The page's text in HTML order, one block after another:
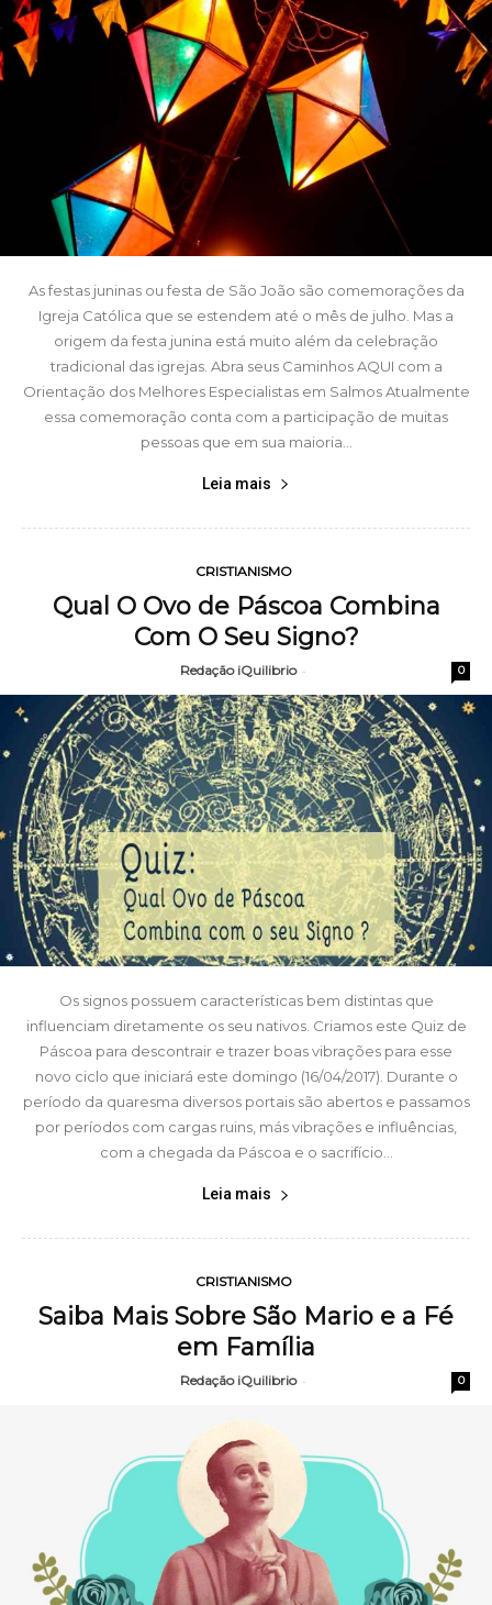
As festas juninas ou festa de São João são comemorações da
Igreja Católica que se estendem até o mês de julho. Mas a
origem da festa junina está muito além da celebração
tradicional das igrejas. Abra seus Caminhos AQUI com a
Orientação dos Melhores Especialistas em Salmos Atualmente
essa comemoração conta com a participação de muitas
pessoas que em sua maioria...
Leia mais
CRISTIANISMO
Qual O Ovo de Páscoa Combina
Com O Seu Signo?
Redação iQuilibrio - 0
Os signos possuem características bem distintas que
influenciam diretamente os seu nativos. Criamos este Quiz de
Páscoa para descontrair e trazer boas vibrações para esse
novo ciclo que iniciará este domingo (16/04/2017). Durante o
período da quaresma diversos portais são abertos e passamos
por períodos com cargas ruins, más vibrações e influências,
com a chegada da Páscoa e o sacrifício...
Leia mais
CRISTIANISMO
Saiba Mais Sobre São Mario e a Fé
em Família
Redação iQuilibrio - 0